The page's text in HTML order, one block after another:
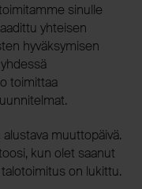
sinulle
yhteisen
hyväksymisen
toimittaa
muuttopäivä.
kun olet saanut
on lukittu.